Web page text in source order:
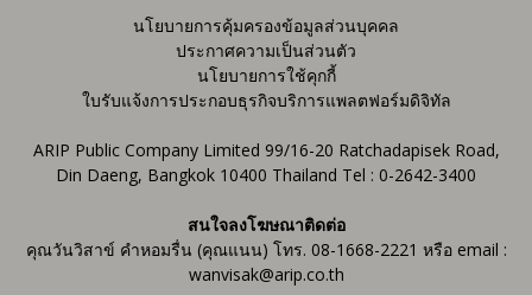
นโยบายการคุ้มครองข้อมูลส่วนบุคคล
ประกาศความเป็นส่วนตัว
นโยบายการใช้คุกกี้
ใบรับแจ้งการประกอบธุรกิจบริการแพลตฟอร์มดิจิทัล
ARIP Public Company Limited 99/16-20 Ratchadapisek Road,
Din Daeng, Bangkok 10400 Thailand Tel : 0-2642-3400
สนใจลงโฆษณาติดต่อ
คุณวันวิสาข์ คำหอมรื่น (คุณแนน) โทร. 08-1668-2221 หรือ email :
wanvisak@arip.co.th